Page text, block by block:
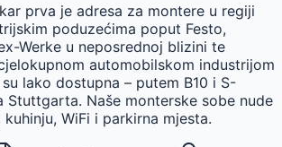
prva je adresa za montere u regiji
poduzećima poput Festo,
Werke u neposrednoj blizini te
automobilskom industrijom
lako dostupna – putem B10 i S-
Stuttgarta. Naše monterske sobe nude
WiFi i parkirna mjesta.